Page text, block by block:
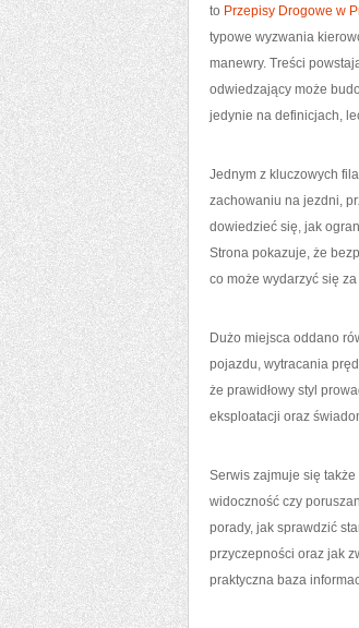
to Przepisy Drogowe w
typowe wyzwania
manewry. Treści
odwiedzający może
jedynie na definicjach,
Jednym z kluczowych
zachowaniu na jezdni,
dowiedzieć się, jak
Strona pokazuje, że
co może wydarzyć się
Dużo miejsca oddano
pojazdu, wytracania
że prawidłowy styl
eksploatacji oraz
Serwis zajmuje się
widoczność czy
porady, jak sprawdzić
przyczepności oraz jak
praktyczna baza